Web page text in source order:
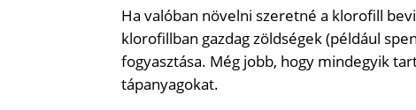
Ha valóban növelni szeretné a klorofill
klorofillban gazdag zöldségek (például
fogyasztása. Még jobb, hogy mindegyik
tápanyagokat.